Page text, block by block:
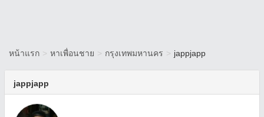
หน้าแรก > หาเพื่อนชาย > กรุงเทพมหานคร > jappjapp
jappjapp